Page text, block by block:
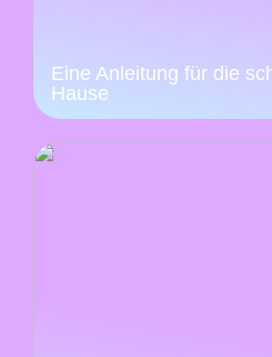
Eine Anleitung für die
Hause